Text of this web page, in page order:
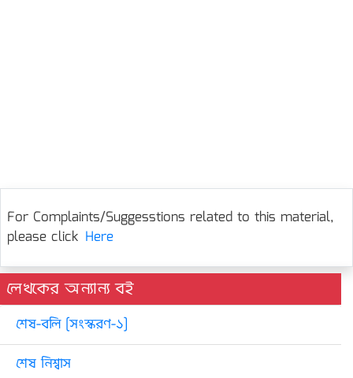
For Complaints/Suggesstions related to this material,
please click Here
লেখকের অন্যান্য বই
শেষ-বলি [সংস্করণ-১]
শেষ নিশ্বাস